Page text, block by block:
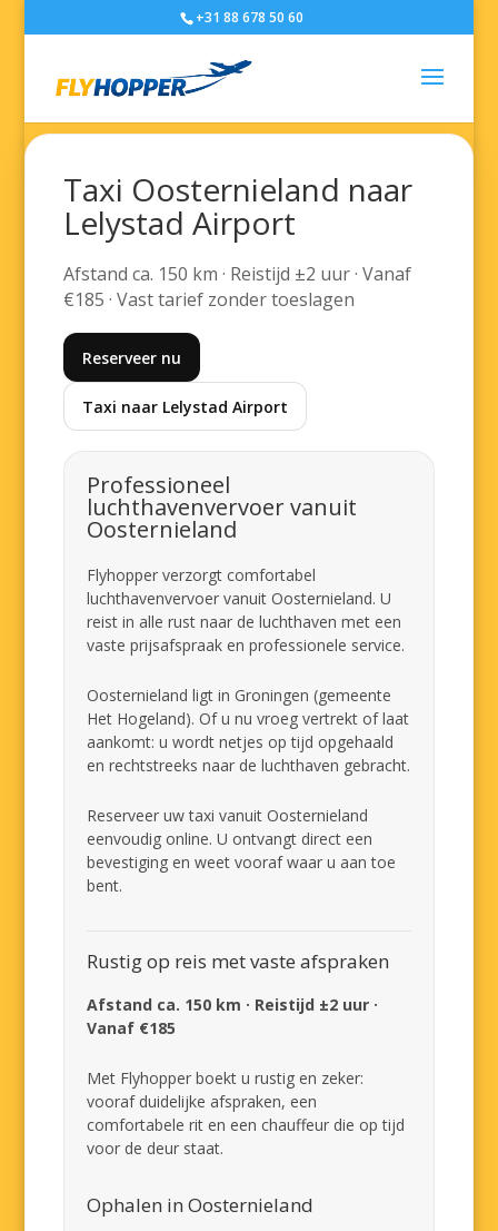
+31 88 678 50 60
Taxi Oosternieland naar
Lelystad Airport
Afstand ca. 150 km · Reistijd ±2 uur · Vanaf
€185 · Vast tarief zonder toeslagen
Reserveer nu
Taxi naar Lelystad Airport
Professioneel
luchthavenvervoer vanuit
Oosternieland
Flyhopper verzorgt comfortabel
luchthavenvervoer vanuit Oosternieland. U
reist in alle rust naar de luchthaven met een
vaste prijsafspraak en professionele service.
Oosternieland ligt in Groningen (gemeente
Het Hogeland). Of u nu vroeg vertrekt of laat
aankomt: u wordt netjes op tijd opgehaald
en rechtstreeks naar de luchthaven gebracht.
Reserveer uw taxi vanuit Oosternieland
eenvoudig online. U ontvangt direct een
bevestiging en weet vooraf waar u aan toe
bent.
Rustig op reis met vaste afspraken
Afstand ca. 150 km · Reistijd ±2 uur ·
Vanaf €185
Met Flyhopper boekt u rustig en zeker:
vooraf duidelijke afspraken, een
comfortabele rit en een chauffeur die op tijd
voor de deur staat.
Ophalen in Oosternieland